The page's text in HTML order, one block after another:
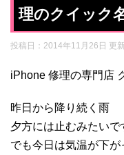
理のクイック
投稿日：2014年11月26日 更新
iPhone 修理の専門店
昨日から降り続く雨
夕方には止むみたいで
でも今日は気温が下